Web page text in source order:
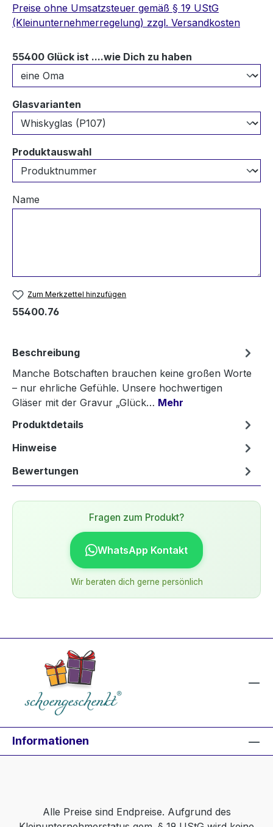
Preise ohne Umsatzsteuer gemäß § 19 UStG
(Kleinunternehmerregelung) zzgl. Versandkosten
55400 Glück ist ....wie Dich zu haben
Glasvarianten
Produktauswahlauswählen
Name
Zum Merkzettel hinzufügen
55400.76
Beschreibung
Manche Botschaften brauchen keine großen Worte
– nur ehrliche Gefühle. Unsere hochwertigen
Gläser mit der Gravur „Glück… Mehr
Produktdetails
Hinweise
Bewertungen
Fragen zum Produkt?
WhatsApp Kontakt
Wir beraten dich gerne persönlich
Informationen
Alle Preise sind Endpreise. Aufgrund des